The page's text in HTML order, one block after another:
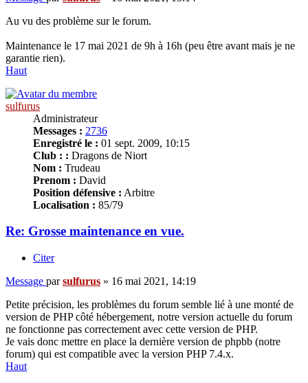
Au vu des problème sur le forum.
Maintenance le 17 mai 2021 de 9h à 16h (peu être avant mais je ne
garantie rien).
Haut
sulfurus
Administrateur
Messages : 2736
Enregistré le : 01 sept. 2009, 10:15
Club : : Dragons de Niort
Nom : Trudeau
Prenom : David
Position défensive : Arbitre
Localisation : 85/79
Re: Grosse maintenance en vue.
Citer
Message parsulfurus » 16 mai 2021, 14:19
Petite précision, les problèmes du forum semble lié à une monté de
version de PHP côté hébergement, notre version actuelle du forum
ne fonctionne pas correctement avec cette version de PHP.
Je vais donc mettre en place la dernière version de phpbb (notre
forum) qui est compatible avec la version PHP 7.4.x.
Haut